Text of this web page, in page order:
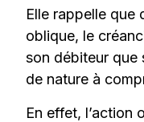
Elle rappelle que
oblique, le
son débiteur que
de nature à
En effet, l’action